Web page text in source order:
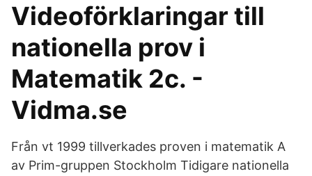
Videoförklaringar till
nationella prov i
Matematik 2c. -
Vidma.se
Från vt 1999 tillverkades proven i matematik A
av Prim-gruppen Stockholm Tidigare nationella